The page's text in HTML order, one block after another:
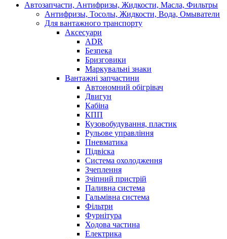
Автозапчасти, Антифризы, Жидкости, Масла, Фильтры
Антифризы, Тосолы, Жидкости, Вода, Омыватели
Для вантажного транспорту
Аксесуари
ADR
Безпека
Бризговики
Маркувальні знаки
Вантажні запчастини
Автономний обігрівач
Двигун
Кабіна
КПП
Кузовобудування, пластик
Рульове управління
Пневматика
Підвіска
Система охолодження
Зчеплення
Зчіпний пристрій
Паливна система
Гальмівна система
Фільтри
Фурнітура
Ходова частина
Електрика